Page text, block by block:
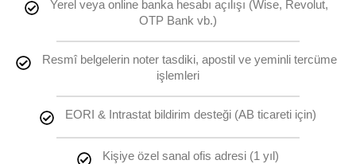
Yerel veya online banka hesabı açılışı (Wise, Revolut,
OTP Bank vb.)
Resmî belgelerin noter tasdiki, apostil ve yeminli tercüme
işlemleri
EORI & Intrastat bildirim desteği (AB ticareti için)
Kişiye özel sanal ofis adresi (1 yıl)